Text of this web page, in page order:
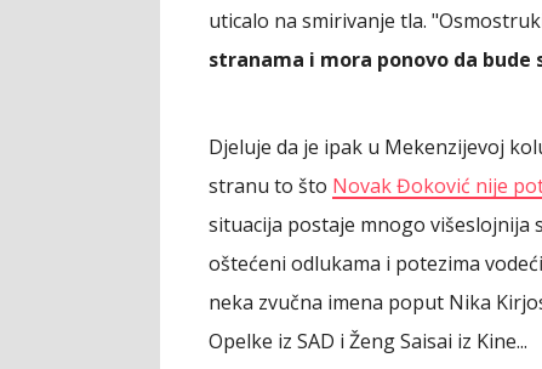
uticalo na smirivanje tla.
stranama i mora ponovo da
Djeluje da je ipak u Mekenzijevoj
stranu to što Novak Đoković nije
situacija postaje mnogo višeslojnija
oštećeni odlukama i potezima
neka zvučna imena poput Nika
Opelke iz SAD i Ženg Saisai iz Kine...